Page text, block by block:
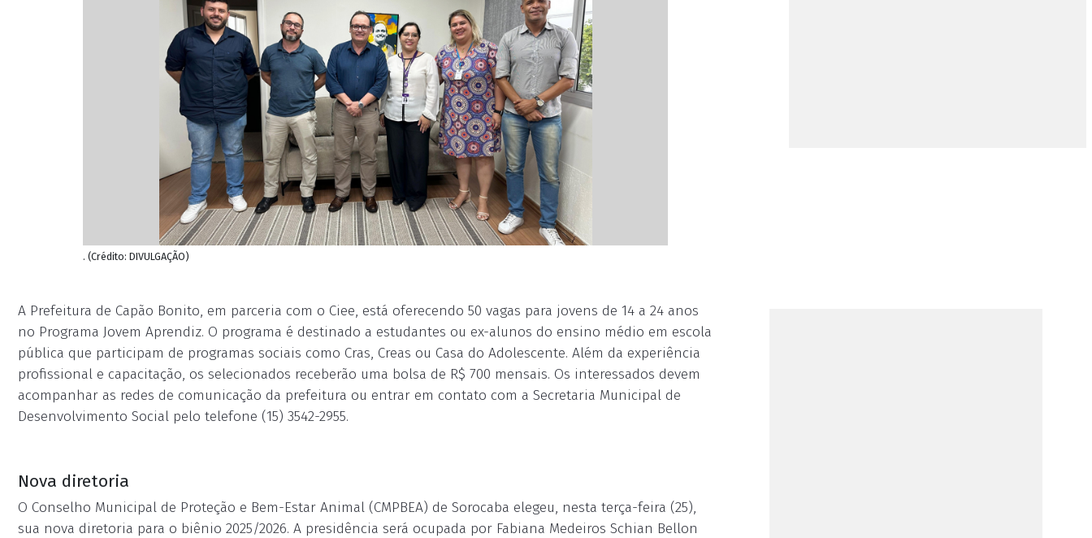
. (Crédito: DIVULGAÇÃO)
A Prefeitura de Capão Bonito, em parceria com o Ciee, está oferecendo 50 vagas para jovens de 14 a 24 anos
no Programa Jovem Aprendiz. O programa é destinado a estudantes ou ex-alunos do ensino médio em escola
pública que participam de programas sociais como Cras, Creas ou Casa do Adolescente. Além da experiência
profissional e capacitação, os selecionados receberão uma bolsa de R$ 700 mensais. Os interessados devem
acompanhar as redes de comunicação da prefeitura ou entrar em contato com a Secretaria Municipal de
Desenvolvimento Social pelo telefone (15) 3542-2955.
Nova diretoria
O Conselho Municipal de Proteção e Bem-Estar Animal (CMPBEA) de Sorocaba elegeu, nesta terça-feira (25),
sua nova diretoria para o biênio 2025/2026. A presidência será ocupada por Fabiana Medeiros Schian Bellon